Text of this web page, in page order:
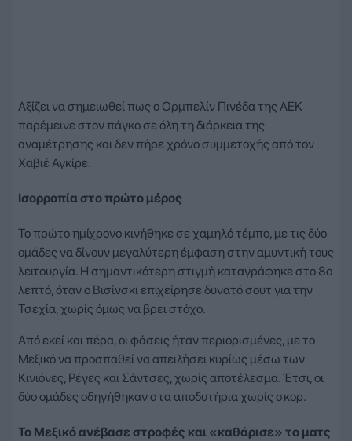
Αξίζει να σημειωθεί πως ο Ορμπελίν Πινέδα της ΑΕΚ
παρέμεινε στον πάγκο σε όλη τη διάρκεια της
αναμέτρησης και δεν πήρε χρόνο συμμετοχής από τον
Χαβιέ Αγκίρε.
Ισορροπία στο πρώτο μέρος
Το πρώτο ημίχρονο κινήθηκε σε χαμηλό τέμπο, με τις δύο
ομάδες να δίνουν μεγαλύτερη έμφαση στην αμυντική τους
λειτουργία. Η σημαντικότερη στιγμή καταγράφηκε στο 8ο
λεπτό, όταν ο Βισίνσκι επιχείρησε δυνατό σουτ για την
Τσεχία, χωρίς όμως να βρει στόχο.
Από εκεί και πέρα, οι φάσεις ήταν περιορισμένες, με το
Μεξικό να προσπαθεί να απειλήσει κυρίως μέσω των
Κινιόνες, Ρέγες και Σάντσες, χωρίς αποτέλεσμα. Έτσι, οι
δύο ομάδες οδηγήθηκαν στα αποδυτήρια χωρίς σκορ.
Το Μεξικό ανέβασε στροφές και «καθάρισε» το ματς